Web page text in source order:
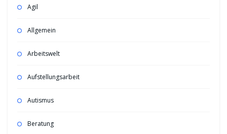
Agil
Allgemein
Arbeitswelt
Aufstellungsarbeit
Autismus
Beratung